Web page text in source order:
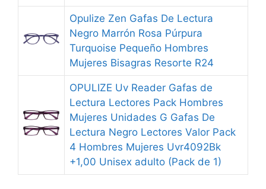
Opulize Zen Gafas De Lectura
Negro Marrón Rosa Púrpura
Turquoise Pequeño Hombres
Mujeres Bisagras Resorte R24
OPULIZE Uv Reader Gafas de
Lectura Lectores Pack Hombres
Mujeres Unidades G Gafas De
Lectura Negro Lectores Valor Pack
4 Hombres Mujeres Uvr4092Bk
+1,00 Unisex adulto (Pack de 1)